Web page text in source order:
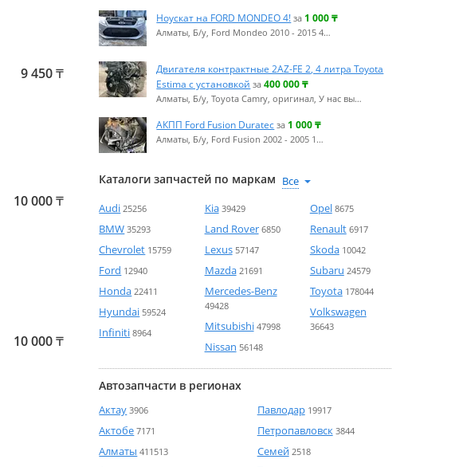
9 450₸
10 000₸
10 000₸
Ноускат на FORD MONDEO 4! за 1 000₸
Алматы, Б/у, Ford Mondeo 2010 - 2015 4…
Двигателя контрактные 2AZ-FE 2, 4 литра Toyota
Estima с установкой за400 000₸
Алматы, Б/у, Toyota Camry, оригинал, У нас вы…
АКПП Ford Fusion Duratec за 1 000₸
Алматы, Б/у, Ford Fusion 2002 - 2005 1…
Каталоги запчастей по маркам
Audi 25256
BMW 35293
Chevrolet 15759
Ford 12940
Honda 22411
Hyundai 59524
Infiniti 8964
Kia 39429
Land Rover 6850
Lexus 57147
Mazda 21691
Mercedes-Benz
49428
Mitsubishi 47998
Nissan 56148
Opel 8675
Renault 6917
Skoda 10042
Subaru 24579
Toyota 178044
Volkswagen
36643
Автозапчасти в регионах
Актау 3906
Актобе 7171
Алматы 411513
Павлодар 19917
Петропавловск 3844
Семей 2518